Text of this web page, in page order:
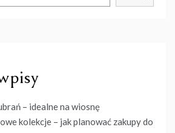
– idealne na wiosnę
kolekcje – jak planować zakupy do